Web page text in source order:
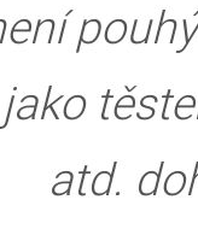
atd.